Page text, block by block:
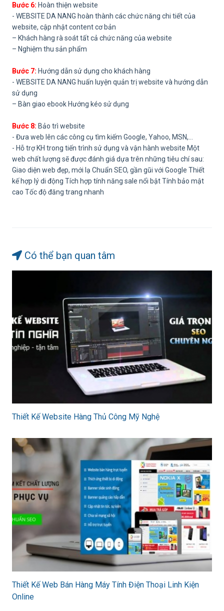
Bước 6: Hoàn thiện website
- WEBSITE DA NANG hoàn thành các chức năng chi tiết của
website, cập nhật content cơ bản
– Khách hàng rà soát tất cả chức năng của website
– Nghiệm thu sản phẩm
Bước 7: Hướng dẫn sử dụng cho khách hàng
- WEBSITE DA NANG huấn luyện quản trị website và hướng dẫn
sử dụng
– Bàn giao ebook Hướng kéo sử dụng
Bước 8: Bảo trì website
- Đưa web lên các công cụ tìm kiếm Google, Yahoo, MSN,…
- Hỗ trợ KH trong tiến trình sử dụng và vận hành website Một
web chất lượng sẽ được đánh giá dựa trên những tiêu chí sau:
Giao diện web đẹp, mới lạ Chuẩn SEO, gần gũi với Google Thiết
kế hợp lý di động Tích hợp tính năng sale nổi bật Tính bảo mật
cao Tốc độ đăng trang nhanh
Có thể bạn quan tâm
Thiết Kế Website Hàng Thủ Công Mỹ Nghệ
Thiết Kế Web Bán Hàng Máy Tính Điện Thoại Linh Kiện
Online